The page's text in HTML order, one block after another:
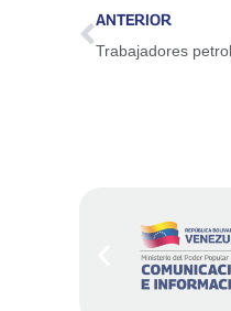
ANTERIOR
Trabajadores